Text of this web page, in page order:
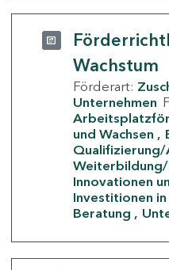
Wachstum
Förderart:
Unternehmen
und Wachsen
Qualifizierung/
Weiterbildung/
Innovationen
Investitionen in
Beratung